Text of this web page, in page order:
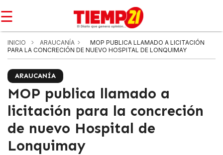
☰
INICIO ARAUCANÍA
MOP PUBLICA LLAMADO A LICITACIÓN
PARA LA CONCRECIÓN DE NUEVO HOSPITAL DE LONQUIMAY
ARAUCANÍA
MOP publica llamado a
licitación para la concreción
de nuevo Hospital de
Lonquimay